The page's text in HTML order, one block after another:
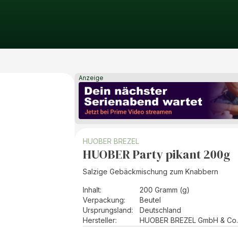
Anzeige
HUOBER BREZEL
HUOBER Party pikant 200g
Salzige Gebäckmischung zum Knabbern
Inhalt:
200 Gramm (g)
Verpackung:
Beutel
Ursprungsland:
Deutschland
Hersteller: HUOBER BREZEL GmbH & Co.